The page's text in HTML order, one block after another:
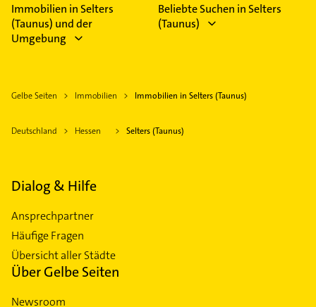
Immobilien in Selters
(Taunus) und der
Umgebung
Beliebte Suchen in Selters
(Taunus)
Gelbe Seiten Immobilien Immobilien in Selters (Taunus)
Deutschland Hessen Selters (Taunus)
Dialog & Hilfe
Ansprechpartner
Häufige Fragen
Übersicht aller Städte
Über Gelbe Seiten
Newsroom